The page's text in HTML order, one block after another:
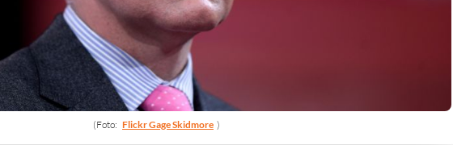
(Foto: Flickr Gage Skidmore )